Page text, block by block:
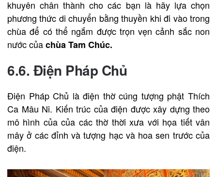
khuyên chân thành cho các bạn là hãy lựa chọn
phương thức di chuyển bằng thuyền khi đi vào trong
chùa để có thể ngắm được trọn vẹn cảnh sắc non
nước củachùa Tam Chúc.
6.6. Điện Pháp Chủ
Điện Pháp Chủ là điện thờ cúng tượng phật Thích
Ca Mâu Ni. Kiến trúc của điện được xây dựng theo
mô hình của của các thờ thời xưa với họa tiết vân
mây ở các đỉnh và tượng hạc và hoa sen trước của
điện.